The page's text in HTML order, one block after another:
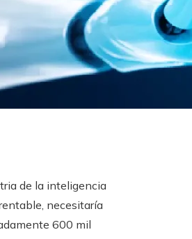
de la inteligencia
necesitaría
600 mil